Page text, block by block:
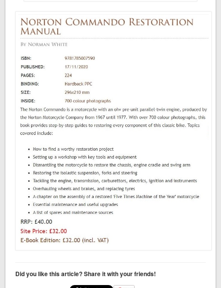
Did you like this article? Share it with your friends!